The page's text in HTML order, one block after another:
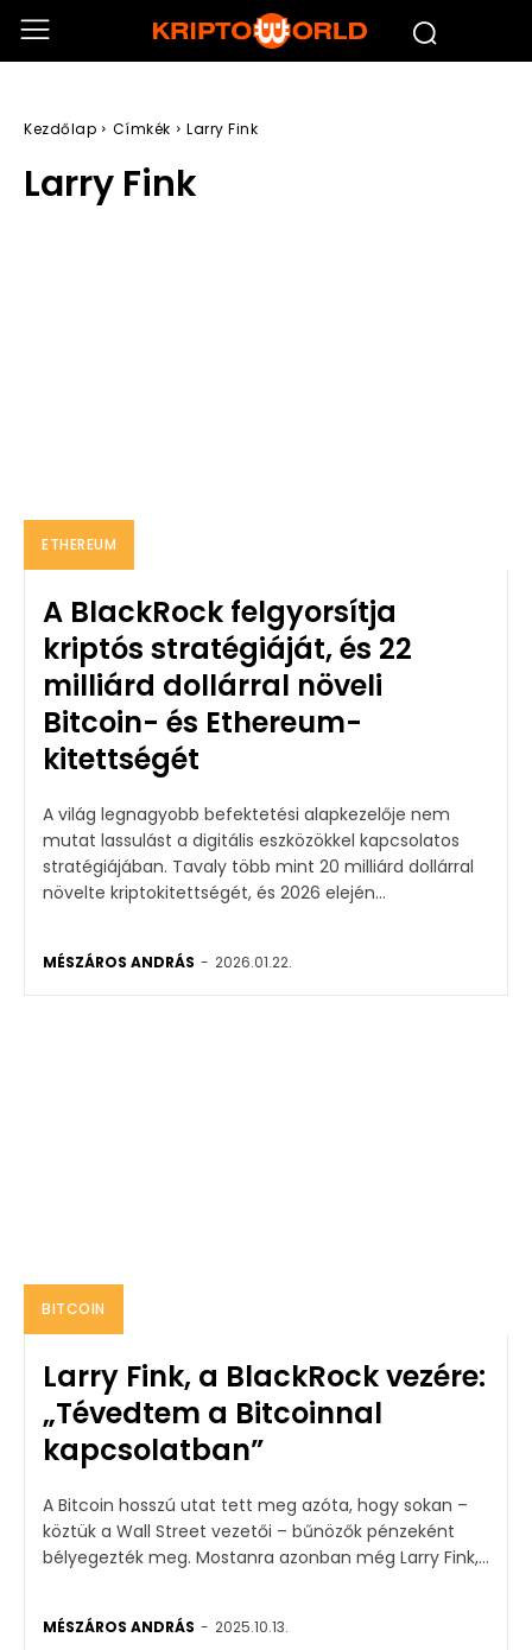
Kezdőlap Címkék Larry Fink
Larry Fink
ETHEREUM
A BlackRock felgyorsítja
kriptós stratégiáját, és 22
milliárd dollárral növeli
Bitcoin- és Ethereum-
kitettségét
A világ legnagyobb befektetési alapkezelője nem
mutat lassulást a digitális eszközökkel kapcsolatos
stratégiájában. Tavaly több mint 20 milliárd dollárral
növelte kriptokitettségét, és 2026 elején...
MÉSZÁROS ANDRÁS - 2026.01.22.
BITCOIN
Larry Fink, a BlackRock vezére:
„Tévedtem a Bitcoinnal
kapcsolatban”
A Bitcoin hosszú utat tett meg azóta, hogy sokan –
köztük a Wall Street vezetői – bűnözők pénzeként
bélyegezték meg. Mostanra azonban még Larry Fink,...
MÉSZÁROS ANDRÁS - 2025.10.13.